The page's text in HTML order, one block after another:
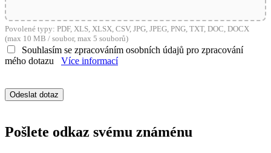
Povolené typy: PDF, XLS, XLSX, CSV, JPG, JPEG, PNG, TXT, DOC, DOCX
(max 10 MB / soubor, max 5 souborů)
Souhlasím se zpracováním osobních údajů pro zpracování
mého dotazu
Více informací
Pošlete odkaz svému známénu